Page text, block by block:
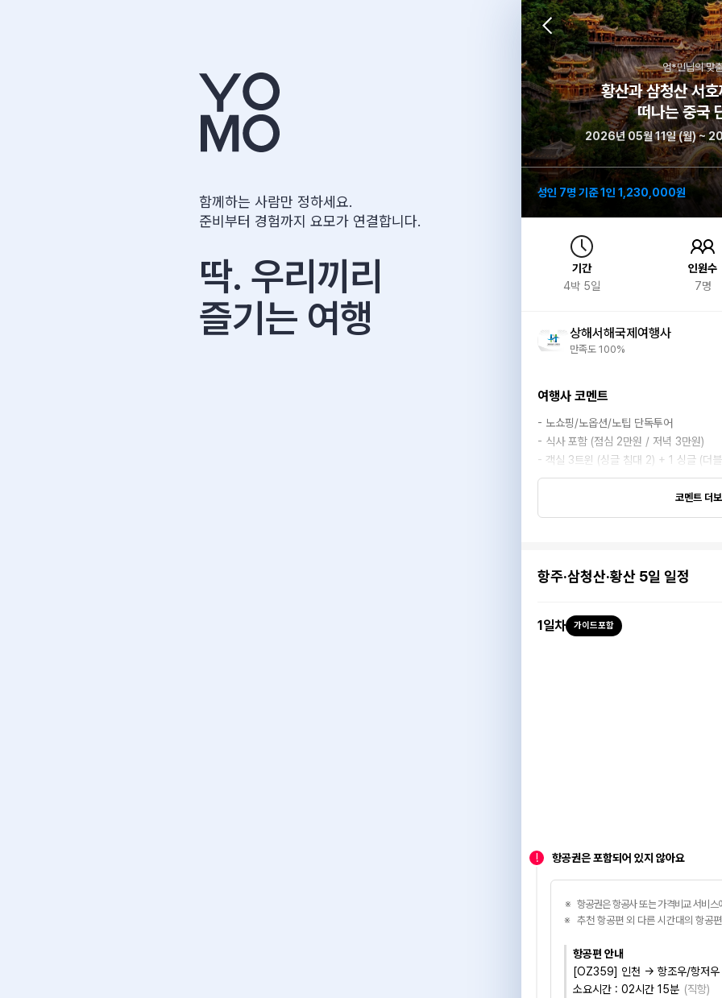
함께하는 사람만 정하세요.
준비부터 경험까지 요모가 연결합니다.
딱. 우리끼리
즐기는 여행
엄*민님의 맞
황산과 삼청산 서
떠나는 중국
2026년 05월 11일 (월) ~
성인 7명 기준 1인 1,230,000원
기간
4박 5일
인원수
7명
상해서해국제여행사
만족도 100%
여행사 코멘트
- 노쇼핑/노옵션/노팁 단독투어
- 식사 포함 (점심 2만원 / 저녁 3만원)
- 객실 3트윈 (싱글 침대 2) + 1 싱글 (더
코멘트 더
항주·삼청산·황산 5일 일정
1일차 가이드포함
! 항공권은 포함되어 있지 않아요
항공권은 항공사 또는 가격비교 서비스
추천 항공편 외 다른 시간대의 항공
항공편 안내
[OZ359] 인천 → 항조우/항저우
소요시간 : 02시간 15분 (직항)